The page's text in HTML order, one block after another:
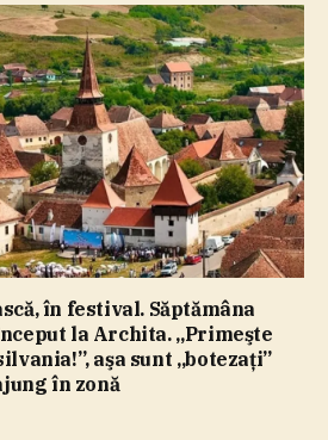
în festival. Săptămâna
la Archita. „Primeşte
aşa sunt „botezaţi”
în zonă